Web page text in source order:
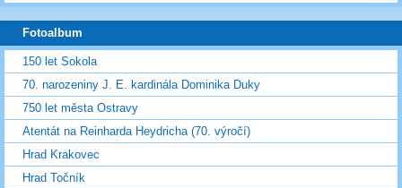
Fotoalbum
150 let Sokola
70. narozeniny J. E. kardinála Dominika Duky
750 let města Ostravy
Atentát na Reinharda Heydricha (70. výročí)
Hrad Krakovec
Hrad Točník